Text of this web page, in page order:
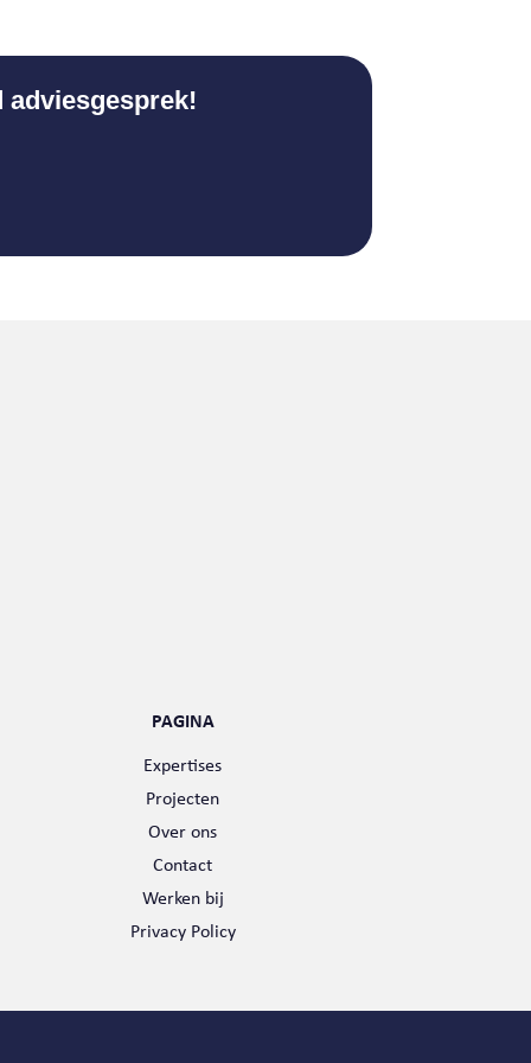
adviesgesprek!
PAGINA
Expertises
Projecten
Over ons
Contact
Werken bij
Privacy Policy